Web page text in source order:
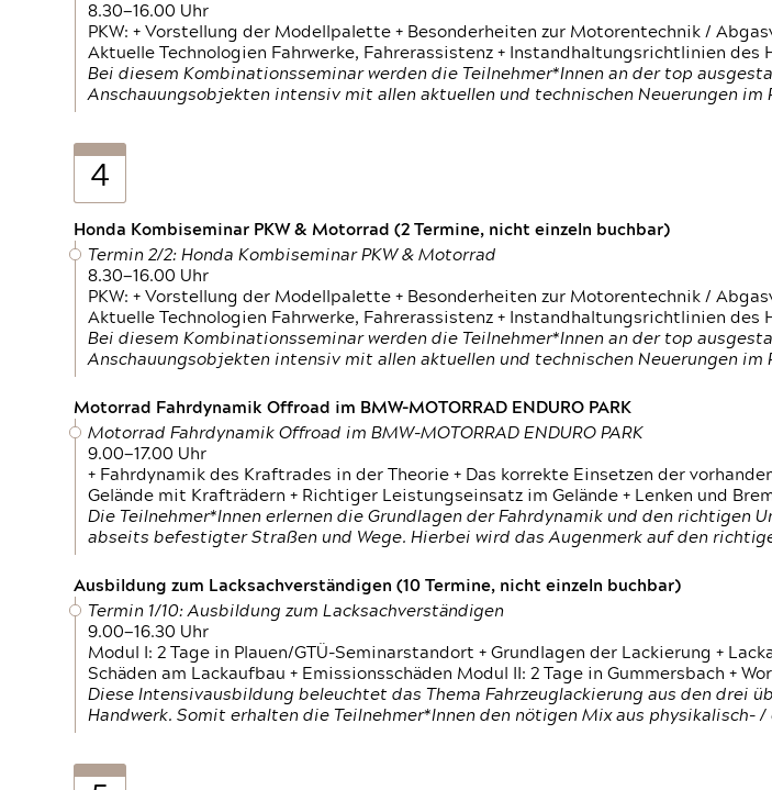
8.30—16.00 Uhr
PKW: + Vorstellung der Modellpalette + Besonderheiten zur Motorentechnik /
Aktuelle Technologien Fahrwerke, Fahrerassistenz + Instandhaltungsrichtlinien des
Bei diesem Kombinationsseminar werden die Teilnehmer*Innen an der top
Anschauungsobjekten intensiv mit allen aktuellen und technischen Neuerungen
4
Honda Kombiseminar PKW & Motorrad (2 Termine, nicht einzeln buchbar)
Termin 2/2: Honda Kombiseminar PKW & Motorrad
8.30—16.00 Uhr
PKW: + Vorstellung der Modellpalette + Besonderheiten zur Motorentechnik /
Aktuelle Technologien Fahrwerke, Fahrerassistenz + Instandhaltungsrichtlinien des
Bei diesem Kombinationsseminar werden die Teilnehmer*Innen an der top
Anschauungsobjekten intensiv mit allen aktuellen und technischen Neuerungen
Motorrad Fahrdynamik Offroad im BMW-MOTORRAD ENDURO PARK
Motorrad Fahrdynamik Offroad im BMW-MOTORRAD ENDURO PARK
9.00—17.00 Uhr
+ Fahrdynamik des Kraftrades in der Theorie + Das korrekte Einsetzen der
Gelände mit Krafträdern + Richtiger Leistungseinsatz im Gelände + Lenken und
Die Teilnehmer*Innen erlernen die Grundlagen der Fahrdynamik und den
abseits befestigter Straßen und Wege. Hierbei wird das Augenmerk auf den
Ausbildung zum Lacksachverständigen (10 Termine, nicht einzeln buchbar)
Termin 1/10: Ausbildung zum Lacksachverständigen
9.00—16.30 Uhr
Modul I: 2 Tage in Plauen/GTÜ-Seminarstandort + Grundlagen der Lackierung +
Schäden am Lackaufbau + Emissionsschäden Modul II: 2 Tage in Gummersbach +
Diese Intensivausbildung beleuchtet das Thema Fahrzeuglackierung aus den drei
Handwerk. Somit erhalten die Teilnehmer*Innen den nötigen Mix aus physikalisch-